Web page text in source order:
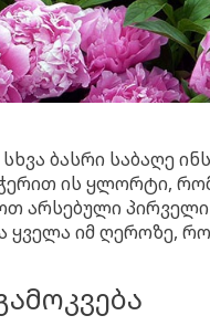
ბასრი საბაღე
ის ყლორტი,
არსებული
ყველა იმ ღეროზე,